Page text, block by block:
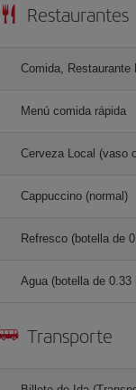
Restaurantes
Comida, Restaurante
Menú comida rápida
Cerveza Local (vaso
Cappuccino (normal)
Refresco (botella de
Agua (botella de 0.33
Transporte